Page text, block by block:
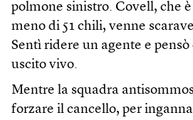
polmone sinistro. Covell, che è
meno di 51 chili, venne
Sentì ridere un agente e pensò
uscito vivo.
Mentre la squadra
forzare il cancello, per